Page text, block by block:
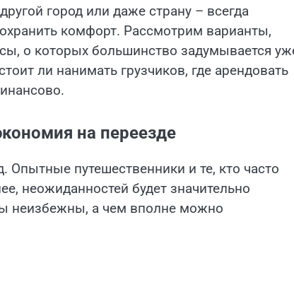
город или даже страну – всегда
комфорт. Рассмотрим варианты,
о которых большинство задумывается
ли нанимать грузчиков, где арендовать
на переезде
путешественники и те, кто часто
неожиданностей будет значительно
неизбежны, а чем вполне можно